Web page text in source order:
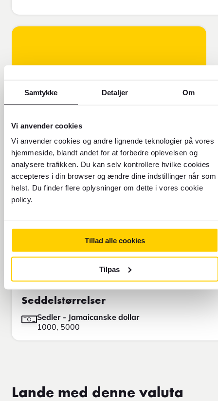
Samtykke Detaljer Om
Vi anvender cookies
Vi anvender cookies og andre lignende teknologier på vores
hjemmeside, blandt andet for at forbedre oplevelsen og
analysere trafikken. Du kan selv kontrollere hvilke cookies
accepteres i din browser og ændre dine indstillinger når som
helst. Du finder flere oplysninger om dette i vores cookie
policy.
Tillad alle cookies
Tilpas
FOREX FORKLARER!
Få flere oplysninger om, hvorfor
vores valutakurs er forskellig fra
den kurs, du ser online.
Seddelstørrelser
Sedler - Jamaicanske dollar
1000, 5000
Lande med denne valuta